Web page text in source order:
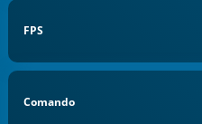
FPS
Comando